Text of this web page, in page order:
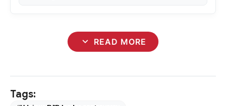
expand_more READ MORE
Tags: